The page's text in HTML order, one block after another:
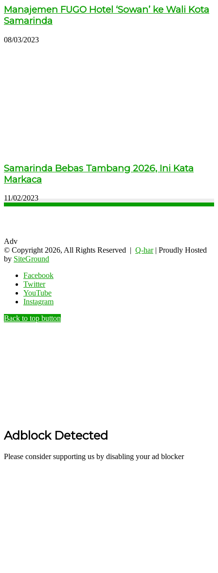
Manajemen FUGO Hotel ‘Sowan’ ke Wali Kota
Samarinda
08/03/2023
Samarinda Bebas Tambang 2026, Ini Kata
Markaca
11/02/2023
Adv
© Copyright 2026, All Rights Reserved | Q-har| Proudly Hosted
by SiteGround
Facebook
Twitter
YouTube
Instagram
Back to top button
Adblock Detected
Please consider supporting us by disabling your ad blocker